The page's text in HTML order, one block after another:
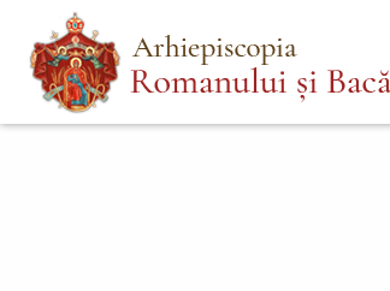
Mergi
conţinutul
principal
Main
menu